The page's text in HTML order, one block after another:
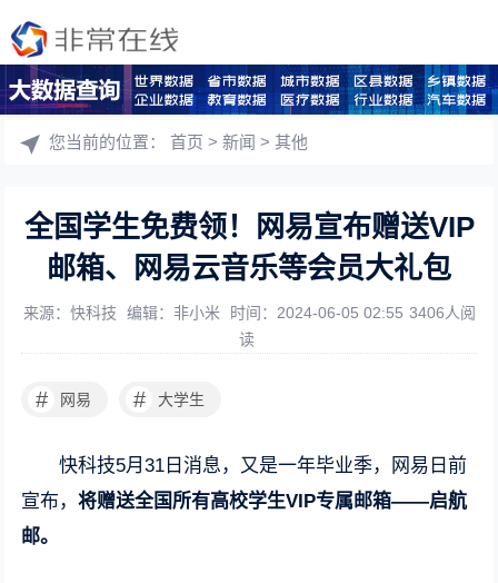
您当前的位置：首页 >新闻 >其他
全国学生免费领！网易宣布赠送VIP
邮箱、网易云音乐等会员大礼包
来源：快科技 编辑：非小米 时间：2024-06-05 02:55 3406人阅
读
# 网易 # 大学生
快科技5月31日消息，又是一年毕业季，网易日前
宣布，将赠送全国所有高校学生VIP专属邮箱——启航
邮。